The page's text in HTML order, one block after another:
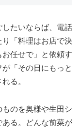
たいならば、電話
「料理はお店で決
任せで」と依頼す
「その日にもっと
る。
のを奥様や生田シ
ある。どんな前菜が